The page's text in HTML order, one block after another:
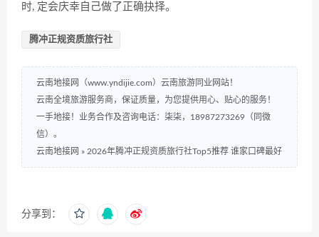
时, 定会庆幸自己做了正确抉择。
腾冲正规资质旅行社
云南地接网（www.yndijie.com）云南旅游同业网站！
云南全境旅游服务商，保证质量，为您提供用心、贴心的服务！
一手地接！业务合作及咨询电话：柒柒，18987273269（同微
信）。
云南地接网 » 2026年腾冲正规资质旅行社Top5推荐 谁家口碑最好
分享到：